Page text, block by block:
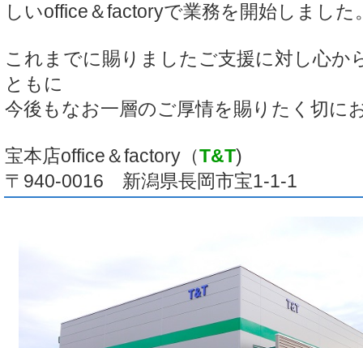
しいoffice＆factoryで業務を開始しました
これまでに賜りましたご支援に対し心か
ともに
今後もなお一層のご厚情を賜りたく切に
宝本店office＆factory（T&T)
〒940-0016 新潟県長岡市宝1-1-1